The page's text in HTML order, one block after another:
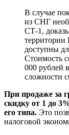
В случае
из СНГ
СТ-1,
доступны
Стоимость
000 рублей
сложности
При продаже за
скидку от 1 до
его типа. Это
налоговой